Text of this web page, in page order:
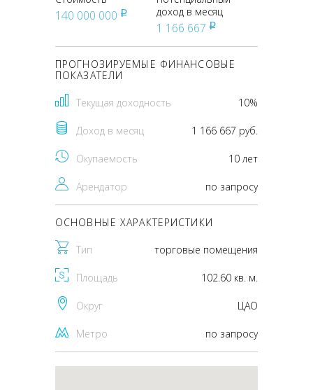
140 000 000 pуб
доход в месяц
1 166 667 pуб
ПРОГНОЗИРУЕМЫЕ ФИНАНСОВЫЕ
ПОКАЗАТЕЛИ
Текущая доходность 10%
Доход в месяц 1 166 667 руб.
Окупаемость 10 лет
Арендатор по запросу
ОСНОВНЫЕ ХАРАКТЕРИСТИКИ
Тип торговые помещения
Площадь 102.60 кв. м.
Округ ЦАО
Метро по запросу